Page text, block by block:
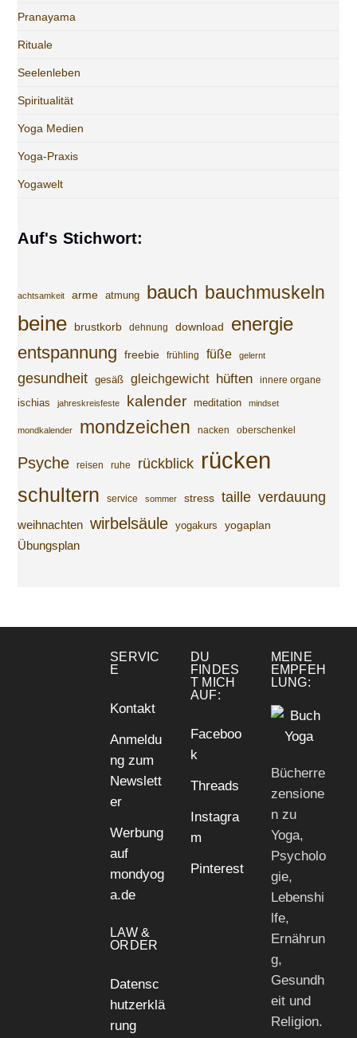
Pranayama
Rituale
Seelenleben
Spiritualität
Yoga Medien
Yoga-Praxis
Yogawelt
Auf's Stichwort:
achtsamkeit arme atmung bauch bauchmuskeln
beine brustkorb dehnung download energie
entspannung freebie frühling füße gelernt
gesundheit gesäß gleichgewicht hüften innere organe
ischias jahreskreisfeste kalender meditation mindset
mondkalender mondzeichen nacken oberschenkel
Psyche reisen ruhe rückblick rücken
schultern service sommer stress taille verdauung
weihnachten wirbelsäule yogakurs yogaplan
Übungsplan
SERVIC
E
Kontakt
Anmeldu
ng zum
Newslett
er
Werbung
auf
mondyog
a.de
LAW &
ORDER
Datensc
hutzerklä
rung
DU
FINDES
T MICH
AUF:
Faceboo
k
Threads
Instagra
m
Pinterest
MEINE
EMPFEH
LUNG:
Bücherre
zensione
n zu
Yoga,
Psycholo
gie,
Lebenshi
lfe,
Ernährun
g,
Gesundh
eit und
Religion.